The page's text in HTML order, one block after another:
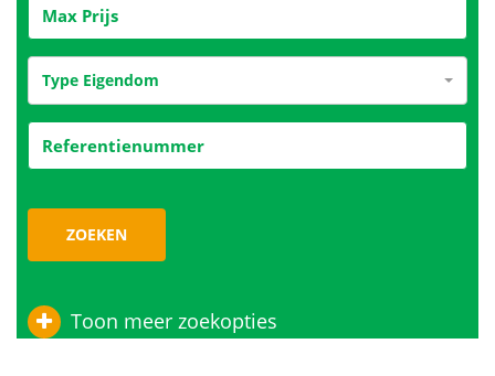
Type Eigendom
ZOEKEN
Toon meer zoekopties